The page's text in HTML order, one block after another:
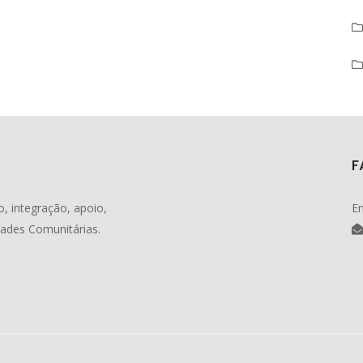
integração, apoio,
Comunitárias.